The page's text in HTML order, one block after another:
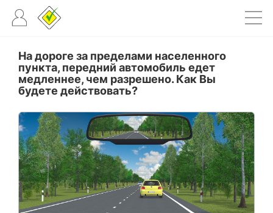
На дороге за пределами населенного
пункта, передний автомобиль едет
медленнее, чем разрешено. Как Вы
будете действовать?